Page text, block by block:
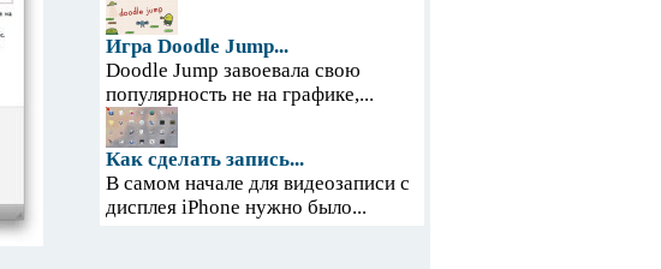
Игра Doodle Jump...
Doodle Jump завоевала свою
популярность не на графике,...
Как сделать запись...
В самом начале для видеозаписи с
дисплея iPhone нужно было...